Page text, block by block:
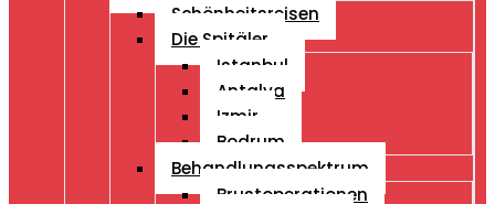
Schönheitsreisen
Die Spitäler
Istanbul
Antalya
Izmir
Bodrum
Behandlungsspektrum
Brustoperationen